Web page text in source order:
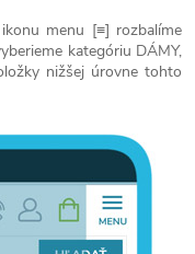
menu [≡] rozbalíme
kategóriu DÁMY,
nižšej úrovne tohto